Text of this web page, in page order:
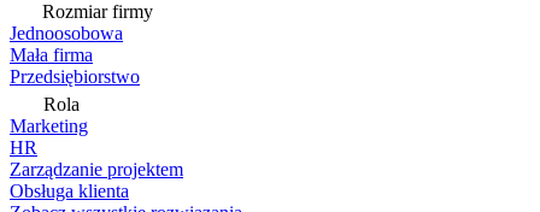
Rozmiar firmy
Jednoosobowa
Mała firma
Przedsiębiorstwo
Rola
Marketing
HR
Zarządzanie projektem
Obsługa klienta